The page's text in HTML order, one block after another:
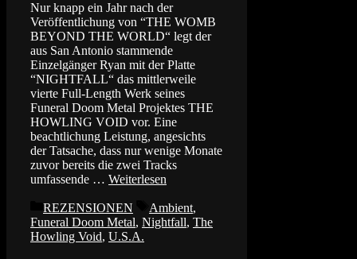
Nur knapp ein Jahr nach der
Veröffentlichung von “THE WOMB
BEYOND THE WORLD“ legt der
aus San Antonio stammende
Einzelgänger Ryan mit der Platte
“NIGHTFALL“ das mittlerweile
vierte Full-Length Werk seines
Funeral Doom Metal Projektes THE
HOWLING VOID vor. Eine
beachtlichung Leistung, angesichts
der Tatsache, dass nur wenige Monate
zuvor bereits die zwei Tracks
umfassende … Weiterlesen
Kategorien
REZENSIONEN Schlagwörter
Ambient,
Funeral Doom Metal, Nightfall, The
Howling Void, U.S.A.